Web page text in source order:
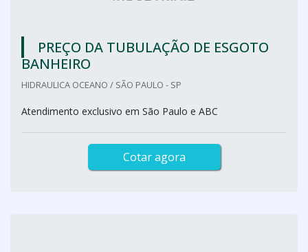
PREÇO DA TUBULAÇÃO DE ESGOTO
BANHEIRO
HIDRAULICA OCEANO / SÃO PAULO - SP
Atendimento exclusivo em São Paulo e ABC
Cotar agora